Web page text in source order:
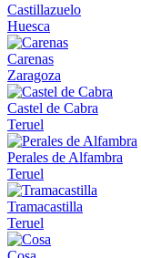
Castillazuelo
Huesca
Carenas
Zaragoza
Castel de Cabra
Teruel
Perales de Alfambra
Teruel
Tramacastilla
Teruel